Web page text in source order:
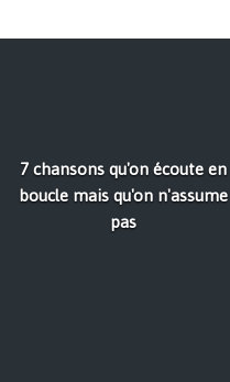
7 chansons qu'on écoute en
boucle mais qu'on n'assume
pas